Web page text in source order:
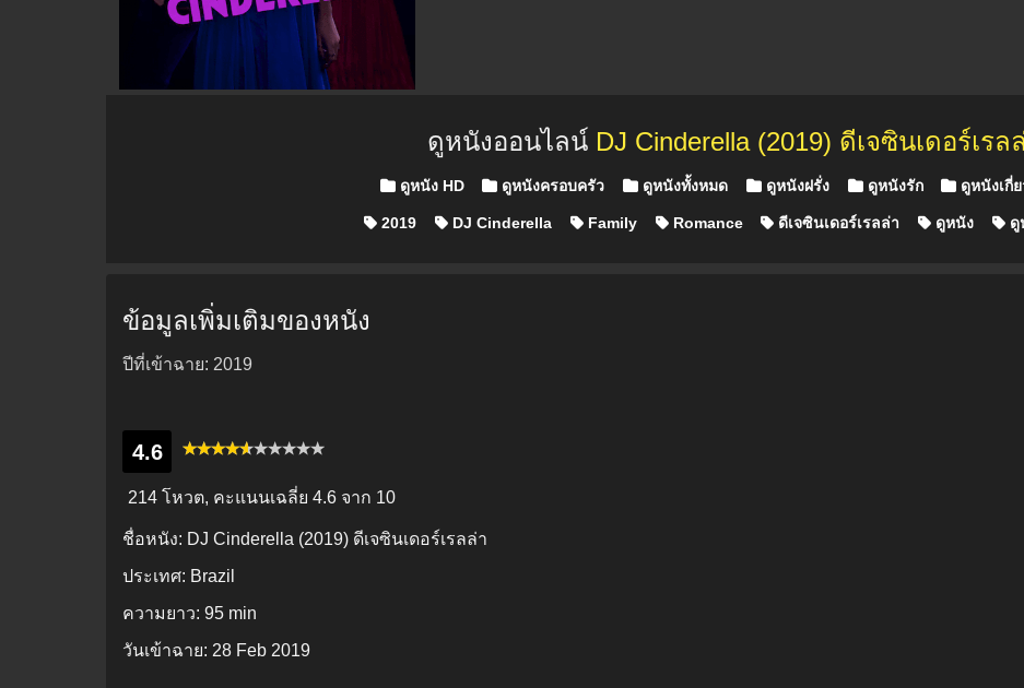
ดูหนังออนไลน์ DJ Cinderella (2019) ดีเจซินเดอร์เรล
Posted in
ดูหนัง HD ดูหนังครอบครัว ดูหนังทั้งหมด ดูหนังฝรั่ง ดูหนังรัก ดูหนังเกี่
2019 DJ Cinderella Family Romance ดีเจซินเดอร์เรลล่า ดูหนัง ดู
ข้อมูลเพิ่มเติมของหนัง
ปีที่เข้าฉาย: 2019
4.6
214 โหวต, คะแนนเฉลี่ย 4.6 จาก 10
ชื่อหนัง: DJ Cinderella (2019) ดีเจซินเดอร์เรลล่า
ประเทศ: Brazil
ความยาว: 95 min
วันเข้าฉาย: 28 Feb 2019